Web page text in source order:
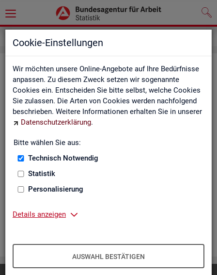
Cookie-Einstellungen
Wir möchten unsere Online-Angebote auf Ihre Bedürfnisse
anpassen. Zu diesem Zweck setzen wir sogenannte
Cookies ein. Entscheiden Sie bitte selbst, welche Cookies
Sie zulassen. Die Arten von Cookies werden nachfolgend
beschrieben. Weitere Informationen erhalten Sie in unserer
Datenschutzerklärung.
Bitte wählen Sie aus:
Technisch Notwendig
Statistik
Personalisierung
Details anzeigen
AUSWAHL BESTÄTIGEN
News­let­ter Sta­tis­tik und Ar­beits­
markt­be­richt­erstat­tung der BA
Mit dem mo­nat­li­chen News­let­ter in­for­mie­ren wir Sie über
ver­schie­de­ne The­men und ak­tu­el­le Ent­wick­lun­gen.
ak­tu­el­le Be­rich­te, wie z. B. den Mo­nats­be­richt und den BA-
neue Ver­öf­fent­li­chun­gen,
Son­der­be­rich­te,
an­de­re Neu­ig­kei­ten aus der Sta­tis­tik.
Die­ser Ser­vice ist selbst­ver­ständ­lich kos­ten­los.